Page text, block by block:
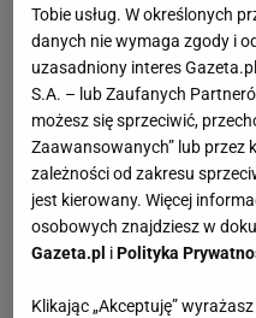
Tobie usług. W określonych
danych nie wymaga zgody i
uzasadniony interes
S.A. – lub Zaufanych
możesz się sprzeciwić,
Zaawansowanych” lub
zależności od zakresu
jest kierowany. Więcej
osobowych znajdziesz w
Gazeta.pl iPolityka
Klikając „Akceptuję”